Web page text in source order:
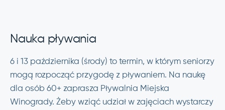
Nauka pływania
6 i 13 października (środy) to termin, w którym seniorzy
mogą rozpocząć przygodę z pływaniem. Na naukę
dla osób 60+ zaprasza Pływalnia Miejska
Winogrady. Żeby wziąć udział w zajęciach wystarczy